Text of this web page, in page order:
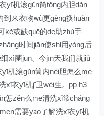
yī机滚gǔn筒tǒng内胆dǎn
来衣物wù更gèng换huàn
kě或缺quē的de助zhù手
时间jiān使shǐ用yòng后
xì菌jūn。今jīn天我们就jiù
机滚gǔn筒内nèi胆怎么me
xǐ衣yī机jī卫wèi生。pp h3
怎zěn么me清洗xǐ常cháng
需要yào了解洗xǐ衣yī机